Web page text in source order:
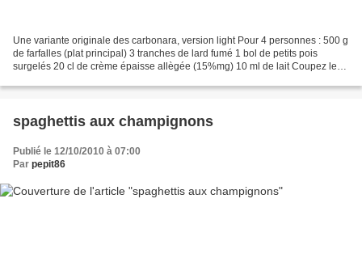
Une variante originale des carbonara, version light Pour 4 personnes : 500 g
de farfalles (plat principal) 3 tranches de lard fumé 1 bol de petits pois
surgelés 20 cl de crème épaisse allègée (15%mg) 10 ml de lait Coupez le
spaghettis aux champignons
Publié le 12/10/2010 à 07:00
Par pepit86